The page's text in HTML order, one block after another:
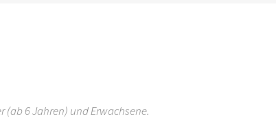
(ab 6 Jahren) und Erwachsene.